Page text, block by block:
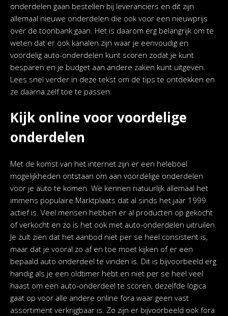
onderdelen gaan bestellen bij leveranciers en dit zijn
allemaal nieuwe onderdelen die ook voor een nieuwprijs
over de toonbank gaan. Het is daarom erg belangrijk om te
weten dat er ook kanalen zijn waar je eenvoudig en
voordelig auto-onderdelen kunt scoren zodat je kunt
besparen en je budget aan andere zaken kunt uitgeven.
Lees snel verder in deze tekst om de tips te ontdekken en
ze daarna zelf toe te passen.
Kijk online voor voordelige
onderdelen
Met de komst van het internet zijn er een heleboel
mogelijkheden ontstaan om aan voordelige onderdelen
voor je auto te komen. We kennen natuurlijk allemaal het
immens populaire Marktplaats dat al sinds het jaar 1999
actief is. Veel mensen hebben er al producten op gekocht
of verkocht en zo is het ook met auto-onderdelen uitruilen.
Je zult zien dat het aanbod niet per se heel consistent is,
maar dat je vooral zo af en toe moet kijken of er een
bepaald auto onderdeel te vinden is. Dit is bijvoorbeeld erg
handig als je een oldtimer hebt en niet per se heel veel
haast om een auto-onderdeel te scoren, dezelfde logica
gaat op voor alle andere online fora waar geen vast
assortiment verkrijgbaar is. Zo zijn er bijvoorbeeld ook fora